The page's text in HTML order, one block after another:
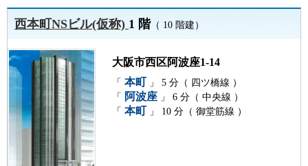
西本町NSビル(仮称)1 階（ 10 階建）
大阪市西区阿波座1-14
「 本町 」 5 分（ 四ツ橋線 ）
「 阿波座 」 6 分（ 中央線 ）
「 本町 」 10 分（ 御堂筋線 ）